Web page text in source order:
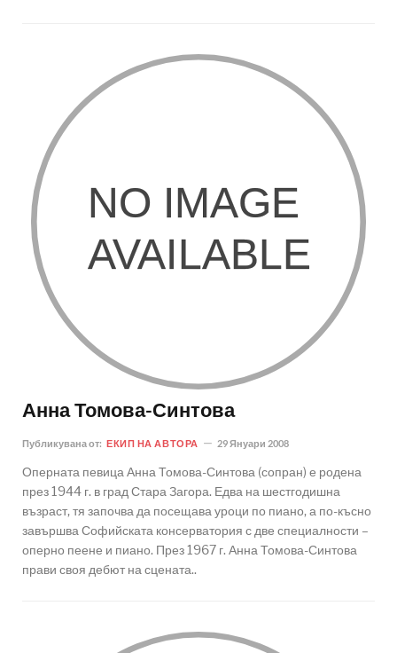
Анна Томова-Синтова
Публикувана от: ЕКИП НА АВТОРА 29 Януари 2008
Оперната певица Анна Томова-Синтова (сопран) е родена
през 1944 г. в град Стара Загора. Едва на шестгодишна
възраст, тя започва да посещава уроци по пиано, а по-късно
завършва Софийската консерватория с две специалности –
оперно пеене и пиано. През 1967 г. Анна Томова-Синтова
прави своя дебют на сцената..